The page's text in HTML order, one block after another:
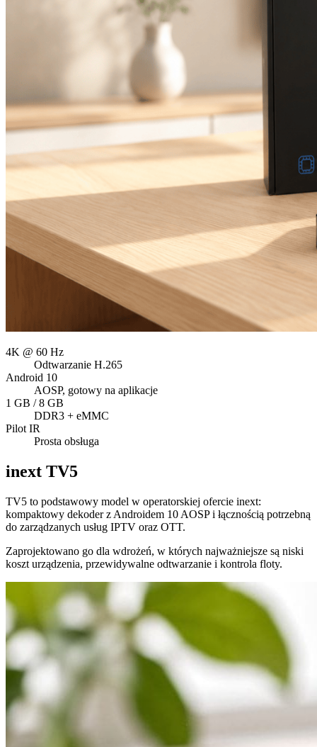
4K @ 60 Hz
Odtwarzanie H.265
Android 10
AOSP, gotowy na aplikacje
1 GB / 8 GB
DDR3 + eMMC
Pilot IR
Prosta obsługa
inext TV5
TV5 to podstawowy model w operatorskiej ofercie inext:
kompaktowy dekoder z Androidem 10 AOSP i łącznością potrzebną
do zarządzanych usług IPTV oraz OTT.
Zaprojektowano go dla wdrożeń, w których najważniejsze są niski
koszt urządzenia, przewidywalne odtwarzanie i kontrola floty.